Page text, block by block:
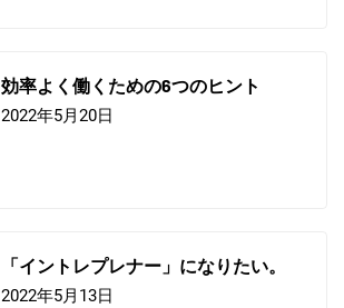
効率よく働くための6つのヒント
2022年5月20日
「イントレプレナー」になりたい。
2022年5月13日